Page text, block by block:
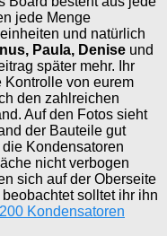
jede Menge
und natürlich
Paula, Denise und
später mehr. Ihr
Kontrolle von eurem
den zahlreichen
Auf den Fotos sieht
der Bauteile gut
Kondensatoren
nicht verbogen
sich auf der Oberseite
solltet ihr ihn
Kondensatoren